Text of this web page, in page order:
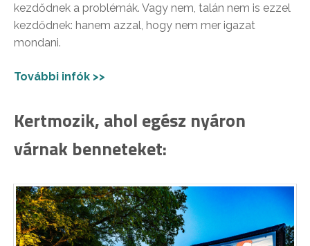
kezdődnek a problémák. Vagy nem, talán nem is ezzel
kezdődnek: hanem azzal, hogy nem mer igazat
mondani.
További infók >>
Kertmozik, ahol egész nyáron
várnak benneteket: